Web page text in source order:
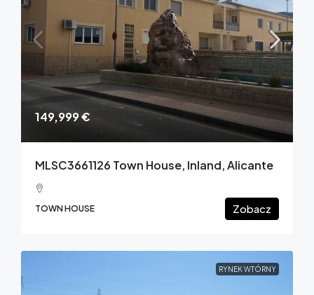
149,999 €
MLSC3661126 Town House, Inland, Alicante
TOWN HOUSE Zobacz
RYNEK WTÓRNY